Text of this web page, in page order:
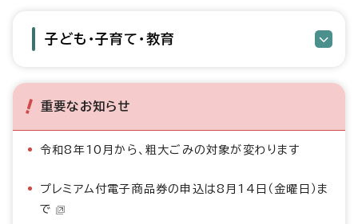
子ども・子育て・教育
重要なお知らせ
令和8年10月から、粗大ごみの対象が変わります
プレミアム付電子商品券の申込は8月14日（金曜日）ま
で